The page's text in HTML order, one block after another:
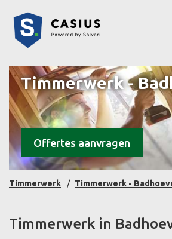
Timmerwerk -
Offertes aanvragen
Timmerwerk Timmerwerk -
Timmerwerk in